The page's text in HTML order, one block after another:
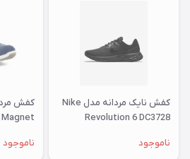
کفش نایک مردانه مدل Nike
Revolution 6 DC3728
ناموجود ناموجود